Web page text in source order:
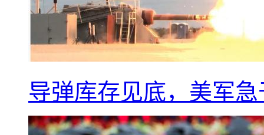
导弹库存见底，美军